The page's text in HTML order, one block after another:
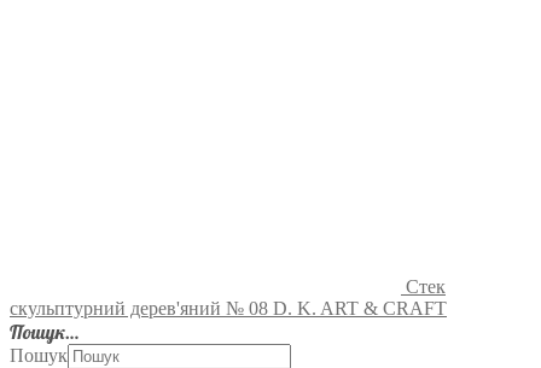
Стек
скульптурний дерев'яний № 08 D. K. ART & CRAFT
Пошук…
Пошук